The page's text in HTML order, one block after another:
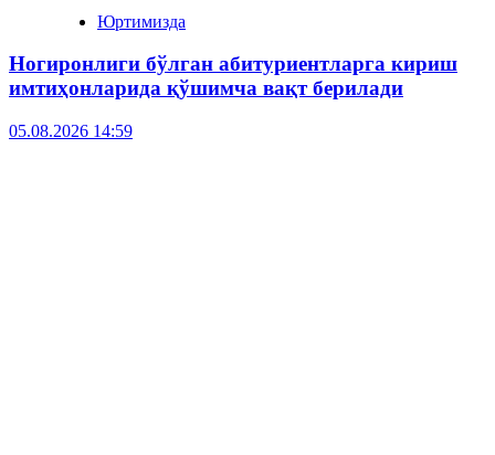
Юртимизда
Ногиронлиги бўлган абитуриентларга кириш
имтиҳонларида қўшимча вақт берилади
05.08.2026 14:59